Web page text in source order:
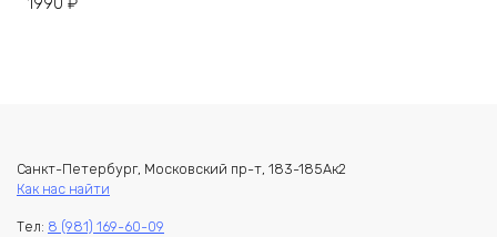
1990 ₽
Санкт-Петербург, Московский пр-т, 183-185Ак2
Как нас найти
Тел: 8 (981) 169-60-09